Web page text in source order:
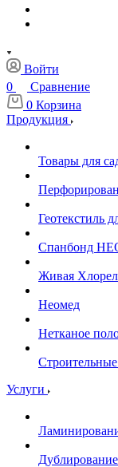
Войти
0
Сравнение
0 Корзина
Продукция
Товары для
Геотекстиль
Спанбонд
Живая
Нeомед
Нетканое
Услуги